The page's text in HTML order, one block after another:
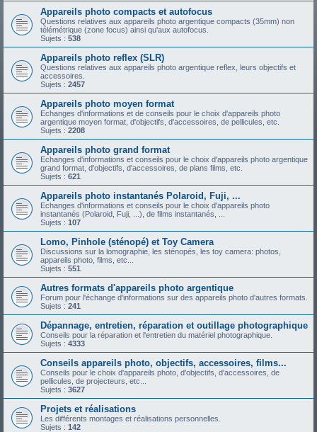
Appareils photo compacts et autofocus
Questions relatives aux appareils photo argentique compacts (35mm) non
télémétrique (zone focus) ainsi qu'aux autofocus.
Sujets : 538
Appareils photo reflex (SLR)
Questions relatives aux appareils photo argentique reflex, leurs objectifs et
accessoires.
Sujets : 2457
Appareils photo moyen format
Echanges d'informations et de conseils pour le choix d'appareils photo
argentique moyen format, d'objectifs, d'accessoires, de pellicules, etc.
Sujets : 2208
Appareils photo grand format
Echanges d'informations et conseils pour le choix d'appareils photo argentique
grand format, d'objectifs, d'accessoires, de plans films, etc.
Sujets : 621
Appareils photo instantanés Polaroid, Fuji, ...
Echanges d'informations et conseils pour le choix d'appareils photo
instantanés (Polaroid, Fuji, ...), de films instantanés, ...
Sujets : 107
Lomo, Pinhole (sténopé) et Toy Camera
Discussions sur la lomographie, les sténopés, les toy camera: photos,
appareils photo, films, etc...
Sujets : 551
Autres formats d'appareils photo argentique
Forum pour l'échange d'informations sur des appareils photo d'autres formats.
Sujets : 241
Dépannage, entretien, réparation et outillage photographique
Conseils pour la réparation et l'entretien du matériel photographique.
Sujets : 4333
Conseils appareils photo, objectifs, accessoires, films...
Conseils pour le choix d'appareils photo, d'objectifs, d'accessoires, de
pellicules, de projecteurs, etc...
Sujets : 3627
Projets et réalisations
Les différents montages et réalisations personnelles.
Sujets : 142